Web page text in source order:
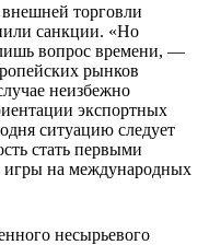
торговли
санкции. «Но
вопрос времени, —
рынков
неизбежно
экспортных
ситуацию следует
стать первыми
игры на международных
несырьевого